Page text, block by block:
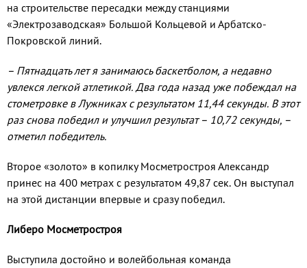
на строительстве пересадки между станциями
«Электрозаводская» Большой Кольцевой и Арбатско-
Покровской линий.
– Пятнадцать лет я занимаюсь баскетболом, а недавно
увлекся легкой атлетикой. Два года назад уже побеждал на
стометровке в Лужниках с результатом 11,44 секунды. В этот
раз снова победил и улучшил результат – 10,72 секунды, –
отметил победитель.
Второе «золото» в копилку Мосметростроя Александр
принес на 400 метрах с результатом 49,87 сек. Он выступал
на этой дистанции впервые и сразу победил.
Либеро Мосметростроя
Выступила достойно и волейбольная команда